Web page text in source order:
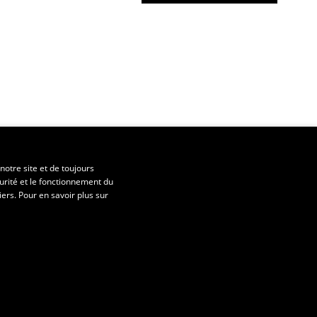
site et de toujours
et le fonctionnement du
Pour en savoir plus sur